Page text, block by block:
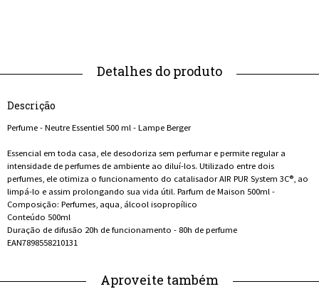
Descrição
Perfume - Neutre Essentiel 500 ml - Lampe Berger
Essencial em toda casa, ele desodoriza sem perfumar e permite regular a
intensidade de perfumes de ambiente ao diluí-los. Utilizado entre dois
perfumes, ele otimiza o funcionamento do catalisador AIR PUR System 3C®, ao
limpá-lo e assim prolongando sua vida útil. Parfum de Maison 500ml -
Composição: Perfumes, aqua, álcool isopropílico
Conteúdo 500ml
Duração de difusão 20h de funcionamento - 80h de perfume
EAN7898558210131
Aproveite também